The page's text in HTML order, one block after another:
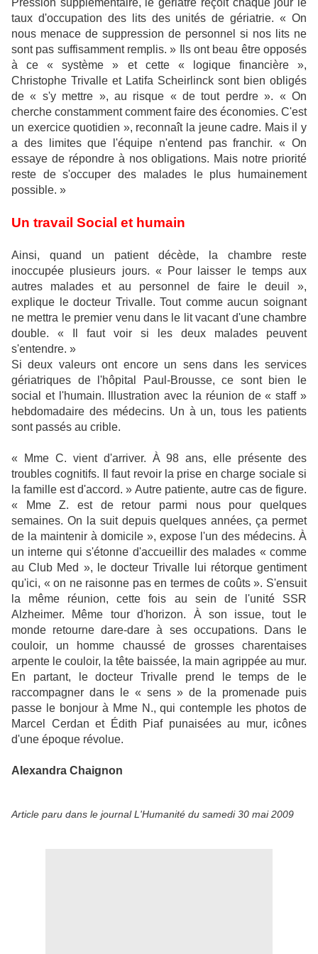
Pression supplémentaire, le gériatre reçoit chaque jour le
taux d'occupation des lits des unités de gériatrie. « On
nous menace de suppression de personnel si nos lits ne
sont pas suffisamment remplis. » Ils ont beau être opposés
à ce « système » et cette « logique financière »,
Christophe Trivalle et Latifa Scheirlinck sont bien obligés
de « s'y mettre », au risque « de tout perdre ». « On
cherche constamment comment faire des économies. C'est
un exercice quotidien », reconnaît la jeune cadre. Mais il y
a des limites que l'équipe n'entend pas franchir. « On
essaye de répondre à nos obligations. Mais notre priorité
reste de s'occuper des malades le plus humainement
possible. »
Un travail Social et humain
Ainsi, quand un patient décède, la chambre reste
inoccupée plusieurs jours. « Pour laisser le temps aux
autres malades et au personnel de faire le deuil »,
explique le docteur Trivalle. Tout comme aucun soignant
ne mettra le premier venu dans le lit vacant d'une chambre
double. « Il faut voir si les deux malades peuvent
s'entendre. »
Si deux valeurs ont encore un sens dans les services
gériatriques de l'hôpital Paul-Brousse, ce sont bien le
social et l'humain. Illustration avec la réunion de « staff »
hebdomadaire des médecins. Un à un, tous les patients
sont passés au crible.
« Mme C. vient d'arriver. À 98 ans, elle présente des
troubles cognitifs. Il faut revoir la prise en charge sociale si
la famille est d'accord. » Autre patiente, autre cas de figure.
« Mme Z. est de retour parmi nous pour quelques
semaines. On la suit depuis quelques années, ça permet
de la maintenir à domicile », expose l'un des médecins. À
un interne qui s'étonne d'accueillir des malades « comme
au Club Med », le docteur Trivalle lui rétorque gentiment
qu'ici, « on ne raisonne pas en termes de coûts ». S'ensuit
la même réunion, cette fois au sein de l'unité SSR
Alzheimer. Même tour d'horizon. À son issue, tout le
monde retourne dare-dare à ses occupations. Dans le
couloir, un homme chaussé de grosses charentaises
arpente le couloir, la tête baissée, la main agrippée au mur.
En partant, le docteur Trivalle prend le temps de le
raccompagner dans le « sens » de la promenade puis
passe le bonjour à Mme N., qui contemple les photos de
Marcel Cerdan et Édith Piaf punaisées au mur, icônes
d'une époque révolue.
Alexandra Chaignon
Article paru dans le journal L'Humanité du samedi 30 mai 2009